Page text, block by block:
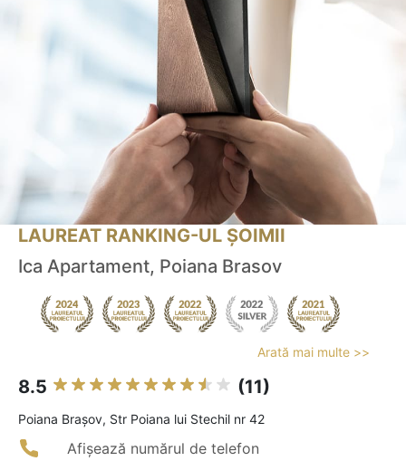
LAUREAT RANKING-UL ȘOIMII
Ica Apartament, Poiana Brasov
Arată mai multe >>
8.5 (11)
Poiana Braşov, Str Poiana lui Stechil nr 42
Afișează numărul de telefon